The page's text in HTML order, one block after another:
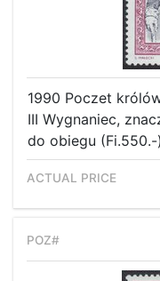
1990 Poczet
III Wygnaniec,
do obiegu (Fi.550.-